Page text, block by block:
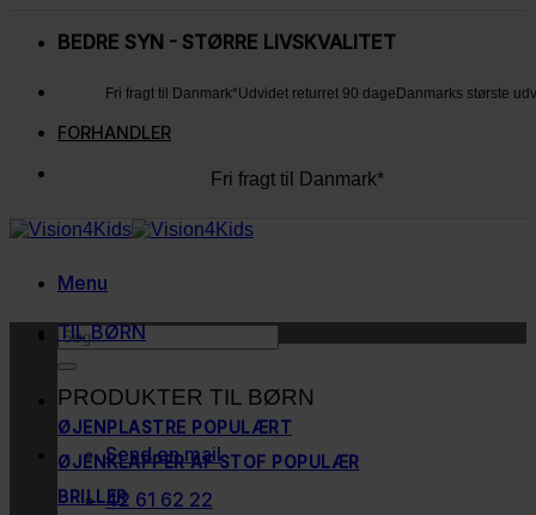
BEDRE SYN - STØRRE LIVSKVALITET
Fri fragt til Danmark*Udvidet returret 90 dage Danmarks største
FORHANDLER
Fri fragt til Danmark*
Menu
Søg
efter:
Send en mail
42 61 62 22
TIL BØRN
PRODUKTER TIL BØRN
ØJENPLASTRE
ØJENKLAPPER AF STOF
BRILLER